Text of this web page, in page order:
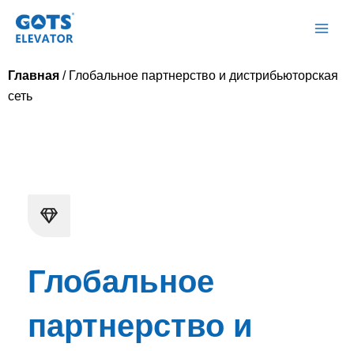
Главная / Глобальное партнерство и дистрибьюторская
сеть
Глобальное
партнерство и